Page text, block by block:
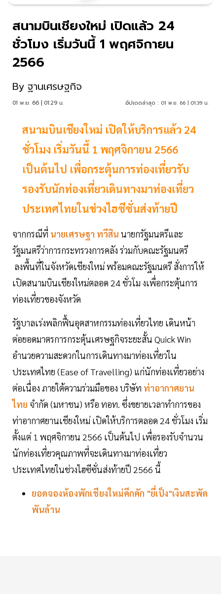
สนามบินเชียงใหม่ เปิดแล้ว 24
ชั่วโมง เริ่มวันนี้ 1 พฤศจิกายน
2566
By ฐานเศรษฐกิจ
01 พ.ย. 66 | 01:29 น. อัปเดตล่าสุด : 01 พ.ย. 66 | 01:39 น.
สนามบินเชียงใหม่ เปิดให้บริการแล้ว 24
ชั่วโมง เริ่มวันนี้ 1 พฤศจิกายน 2566
เป็นต้นไป เพื่อกระตุ้นการท่องเที่ยวรับ
รองรับนักท่องเที่ยวเดินทางมาท่องเที่ยว
ประเทศไทยในช่วงไฮซีซั่นส่งท้ายปี
จากกรณีที่ นายเศรษฐา ทวีสิน นายกรัฐมนตรีและ
รัฐมนตรีว่าการกระทรวงการคลัง ร่วมกับคณะรัฐมนตรี
ลงพื้นที่ในจังหวัดเชียงใหม่ พร้อมคณะรัฐมนตรี สั่งการให้
เปิดสนามบินเชียงใหม่ตลอด 24 ชั่วโม งเพื่อกระตุ้นการ
ท่องเที่ยวของจังหวัด
รัฐบาลเร่งพลิกฟื้นอุตสาหกรรมท่องเที่ยวไทย เดินหน้า
ต่อยอดมาตรการกระตุ้นเศรษฐกิจระยะสั้น Quick Win
อำนวยความสะดวกในการเดินทางมาท่องเที่ยวใน
ประเทศไทย (Ease of Travelling) แก่นักท่องเที่ยวอย่าง
ต่อเนื่อง ภายใต้ความร่วมมือของ บริษัท ท่าอากาศยาน
ไทย จำกัด (มหาชน) หรือ ทอท. ซึ่งขยายเวลาทำการของ
ท่าอากาศยานเชียงใหม่ เปิดให้บริการตลอด 24 ชั่วโมง เริ่ม
ตั้งแต่ 1 พฤศจิกายน 2566 เป็นต้นไป เพื่อรองรับจำนวน
นักท่องเที่ยวคุณภาพที่จะเดินทางมาท่องเที่ยว
ประเทศไทยในช่วงไฮซีซั่นส่งท้ายปี 2566 นี้
ยอดจองห้องพักเชียงใหม่คึกคัก "ยี่เป็ง"เงินสะพัด
พันล้าน